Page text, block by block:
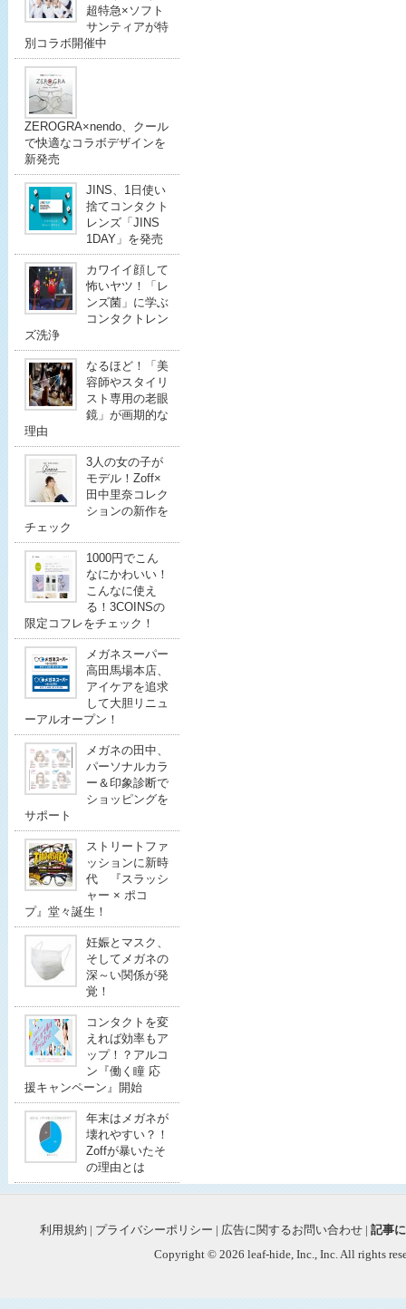
超特急×ソフト
サンティアが特
別コラボ開催中
ZEROGRA×nendo、クール
で快適なコラボデザインを
新発売
JINS、1日使い
捨てコンタクト
レンズ「JINS
1DAY」を発売
カワイイ顔して
怖いヤツ！「レ
ンズ菌」に学ぶ
コンタクトレン
ズ洗浄
なるほど！「美
容師やスタイリ
スト専用の老眼
鏡」が画期的な
理由
3人の女の子が
モデル！Zoff×
田中里奈コレク
ションの新作を
チェック
1000円でこん
なにかわいい！
こんなに使え
る！3COINSの
限定コフレをチェック！
メガネスーパー
高田馬場本店、
アイケアを追求
して大胆リニュ
ーアルオープン！
メガネの田中、
パーソナルカラ
ー＆印象診断で
ショッピングを
サポート
ストリートファ
ッションに新時
代 『スラッシ
ャー × ポコ
プ』堂々誕生！
妊娠とマスク、
そしてメガネの
深～い関係が発
覚！
コンタクトを変
えれば効率もア
ップ！？アルコ
ン『働く瞳 応
援キャンペーン』開始
年末はメガネが
壊れやすい？！
Zoffが暴いたそ
の理由とは
利用規約 | プライバシーポリシー | 広告に関するお問い合わせ | 記事
Copyright © 2026 leaf-hide, Inc., Inc. All rights